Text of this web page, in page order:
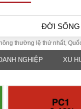
ĐỜI SỐNG
XÃ HỘI
lệ thứ nhất, Quốc hội
NGHIỆP XU